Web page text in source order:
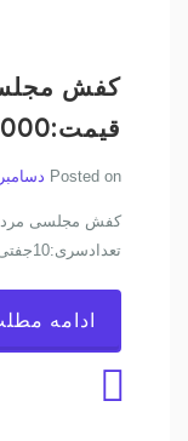
کفش
قیمت:470,000تومان
Posted on دسامبر 7, 2023
تعدادسری:10جفتی قیمت:470,000تومان
ادامه